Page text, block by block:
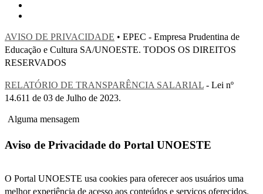
AVISO DE PRIVACIDADE • EPEC - Empresa Prudentina de
Educação e Cultura SA/UNOESTE. TODOS OS DIREITOS
RESERVADOS
RELATÓRIO DE TRANSPARÊNCIA SALARIAL - Lei nº
14.611 de 03 de Julho de 2023.
Alguma mensagem
Aviso de Privacidade do Portal UNOESTE
O Portal UNOESTE usa cookies para oferecer aos usuários uma
melhor experiência de acesso aos conteúdos e serviços oferecidos.